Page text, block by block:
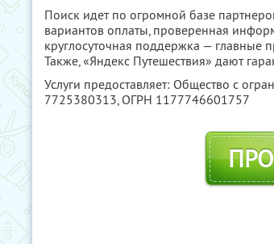
Поиск идет по огромной базе
вариантов оплаты, проверенная
круглосуточная поддержка — главные
Также, «Яндекс Путешествия» дают
Услуги предоставляет: Общество с
7725380313, ОГРН 1177746601757